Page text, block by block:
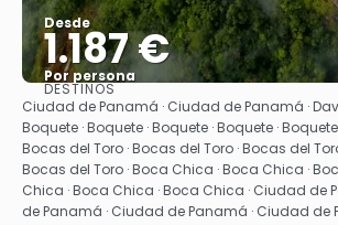
Desde
1.187 €
Por persona
Ver
DESTINOS
Ciudad de Panamá · Ciudad de Panamá ·
Boquete · Boquete · Boquete · Boquete ·
Bocas del Toro · Bocas del Toro · Bocas del
Bocas del Toro · Boca Chica · Boca Chica ·
Chica · Boca Chica · Boca Chica · Ciudad de
de Panamá · Ciudad de Panamá · Ciudad de